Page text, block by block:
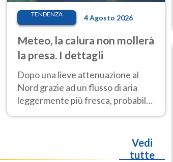
TENDENZA 4 Agosto 2026
Meteo, la calura non mollerà
la presa. I dettagli
Dopo una lieve attenuazione al
Nord grazie ad un flusso di aria
leggermente più fresca, probabile
Vedi
tutte